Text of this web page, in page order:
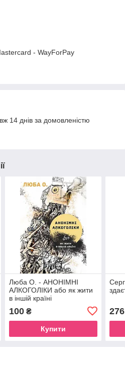
- WayForPay
14 днів за домовленістю
Люба О. - АНОНІМНІ
АЛКОГОЛІКИ або як жити
в іншій країні
100₴
Купити
276